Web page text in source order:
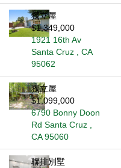
獨立屋
$1,349,000
1921 16th Av
Santa Cruz , CA
95062
獨立屋
$1,099,000
6790 Bonny Doon
Rd Santa Cruz ,
CA 95060
聯排別墅